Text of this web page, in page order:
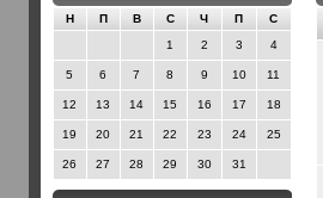
Н П В С Ч П
С
1
2 3 4
5 6 7 8 9 10 11
12 13 14 15 16 17 18
19 20 21 22 23 24 25
26 27 28 29 30 31